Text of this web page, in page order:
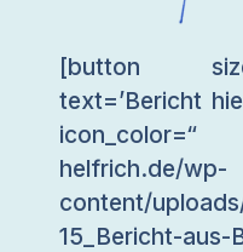
[button
text=’Bericht
icon_color=“
helfrich.de/wp-
content/
15_Bericht-aus-